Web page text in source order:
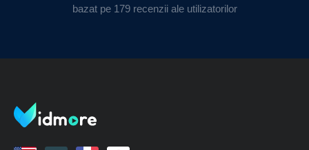
bazat pe 179 recenzii ale utilizatorilor